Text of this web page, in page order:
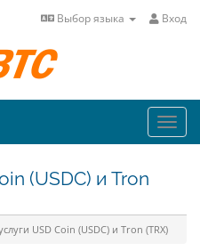
Вход
Выбор языка
(USDC) и Tron
USD Coin (USDC) и Tron (TRX)